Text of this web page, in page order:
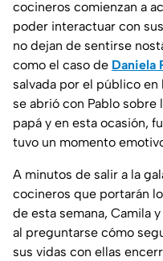
cocineros comienzan a
poder interactuar con
no dejan de sentirse
como el caso de Daniela
salvada por el público
se abrió con Pablo sobre
papá y en esta ocasión,
tuvo un momento
A minutos de salir a la
cocineros que portarán
de esta semana, Camila
al preguntarse cómo
sus vidas con ellas